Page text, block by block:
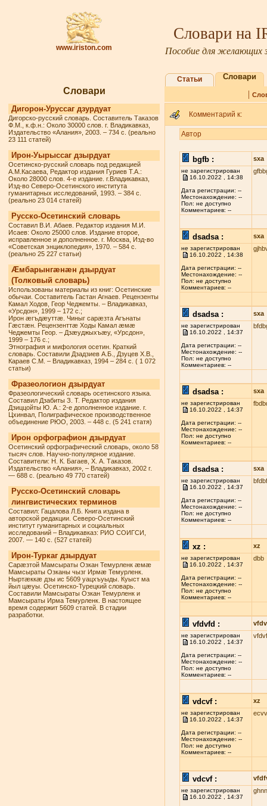
www.iriston.com
Словари на
Пособие для желающих
Словари
Дигорон-Уруссаг дзурдуат
Дигорско-русский словарь. Составитель Таказов
Ф.М., к.ф.н.: Около 30000 слов. г. Владикавказ,
Издательство «Алания», 2003. – 734 с. (реально
23 111 статей)
Ирон-Уырыссаг дзырдуат
Осетинско-русский словарь под редакцией
А.М.Касаева, Редактор издания Гуриев Т.А.:
Около 28000 слов. 4-е издание. г.Владикавказ,
Изд-во Северо-Осетинского института
гуманитарных исследований, 1993. – 384 с.
(реально 23 014 статей)
Русско-Осетинский словарь
Составил В.И. Абаев. Редактор издания М.И.
Исаев: Около 25000 слов. Издание второе,
исправленное и дополненное. г. Москва, Изд-во
«Советская энциклопедия», 1970. – 584 с.
(реально 25 227 статьи)
Æмбарынгæнæн дзырдуат
(Толковый словарь)
Использованы материалы из книг: Осетинские
обычаи. Составитель Гастан Агнаев. Рецензенты
Камал Ходов, Геор Чеджемты. – Владикавказ,
«Урсдон», 1999 – 172 с.;
Ирон æгъдæуттæ. Чиныг сарæзта Агънаты
Гæстæн. Рецензенттæ Ходы Камал æмæ
Чеджемты Геор. – Дзæуджыхъæу, «Урсдон»,
1999 – 176 с.;
Этнография и мифология осетин. Краткий
словарь. Составили Дзадзиев А.Б., Дзуцев Х.В.,
Караев С.М. – Владикавказ, 1994 – 284 с. ( 1 072
статьи)
Фразеологион дзырдуат
Фразеологический словарь осетинского языка.
Составил Дзабиты З. Т. Редактор издания
Дзиццойты Ю. А.: 2-е дополненное издание. г.
Цхинвал, Полиграфическое производственное
объединение РЮО, 2003. – 448 с. (5 241 статя)
Ирон орфографион дзырдуат
Осетинский орфографический словарь, около 58
тысяч слов. Научно-популярное издание.
Составители: Н. К. Багаев, Х. А. Таказов.
Издательство «Алания», – Владикавказ, 2002 г.
— 688 с. (реально 49 770 статей)
Русско-Осетинский словарь
лингвистических терминов
Составил: Гацалова Л.Б. Книга издана в
авторской редакции. Северо-Осетинский
институт гуманитарных и социальных
исследований – Владикавказ: РИО СОИГСИ,
2007. — 140 с. (527 статей)
Ирон-Туркаг дзырдуат
Сарæзтой Мамсыраты Озкан Темурленк æмæ
Мамсыраты Озканы чызг Ирмæ Темурленк.
Ныртæккæ дзы ис 5609 уацхъуыды. Куыст ма
йыл цæуы. Осетинско-Турецкий словарь.
Составили Мамсыраты Озкан Темурленк и
Мамсыраты Ирма Темурленк. В настоящее
время содержит 5609 статей. В стадии
разработки.
Статьи Словари
|
Комментарий к:
Автор
bgfb :
sxa
не зарегистрирован
16.10.2022 , 14:38
Дата регистрации: --
Местонахождение: --
Пол: не доступно
Комментариев: --
dsadsa : sxa
не зарегистрирован
16.10.2022 , 14:38
Дата регистрации: --
Местонахождение: --
Пол: не доступно
Комментариев: --
dsadsa : sxa
не зарегистрирован
16.10.2022 , 14:37
Дата регистрации: --
Местонахождение: --
Пол: не доступно
Комментариев: --
dsadsa : sxa
не зарегистрирован
16.10.2022 , 14:37
Дата регистрации: --
Местонахождение: --
Пол: не доступно
Комментариев: --
dsadsa : sxa
не зарегистрирован
16.10.2022 , 14:37
Дата регистрации: --
Местонахождение: --
Пол: не доступно
Комментариев: --
bfdbf
xz : xz
не зарегистрирован
16.10.2022 , 14:37
Дата регистрации: --
Местонахождение: --
Пол: не доступно
Комментариев: --
dbb
vfdvfd : vfdv
не зарегистрирован
16.10.2022 , 14:37
Дата регистрации: --
Местонахождение: --
Пол: не доступно
Комментариев: --
vfdvf
vdcvf : xz
не зарегистрирован
16.10.2022 , 14:37
Дата регистрации: --
Местонахождение: --
Пол: не доступно
Комментариев: --
vdcvf :
не зарегистрирован
16.10.2022 , 14:37